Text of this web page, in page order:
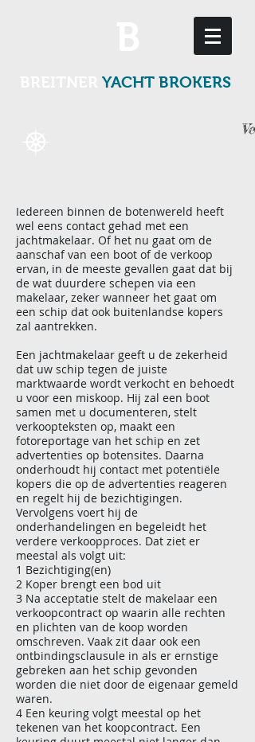
YACHT BROKERS
Iedereen binnen de botenwereld heeft
wel eens contact gehad met een
jachtmakelaar. Of het nu gaat om de
aanschaf van een boot of de verkoop
ervan, in de meeste gevallen gaat dat bij
de wat duurdere schepen via een
makelaar, zeker wanneer het gaat om
een schip dat ook buitenlandse kopers
zal aantrekken.
Een jachtmakelaar geeft u de zekerheid
dat uw schip tegen de juiste
marktwaarde wordt verkocht en behoedt
u voor een miskoop. Hij zal een boot
samen met u documenteren, stelt
verkoopteksten op, maakt een
fotoreportage van het schip en zet
advertenties op botensites. Daarna
onderhoudt hij contact met potentiële
kopers die op de advertenties reageren
en regelt hij de bezichtigingen.
Vervolgens voert hij de
onderhandelingen en begeleidt het
verdere verkoopproces. Dat ziet er
meestal als volgt uit:
1 Bezichtiging(en)
2 Koper brengt een bod uit
3 Na acceptatie stelt de makelaar een
verkoopcontract op waarin alle rechten
en plichten van de koop worden
omschreven. Vaak zit daar ook een
ontbindingsclausule in als er ernstige
gebreken aan het schip gevonden
worden die niet door de eigenaar gemeld
waren.
4 Een keuring volgt meestal op het
tekenen van het koopcontract. Een